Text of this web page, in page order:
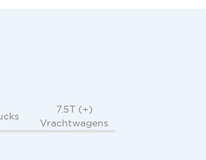
7.5T (+)
Vrachtwagens